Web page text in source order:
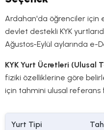
Ardahan'da öğrenciler için
devlet destekli KYK
Ağustos-Eylül aylarında e-
KYK Yurt Ücretleri (Ulusal
fiziki özelliklerine göre
için tahmini ulusal referans
Yurt Tipi